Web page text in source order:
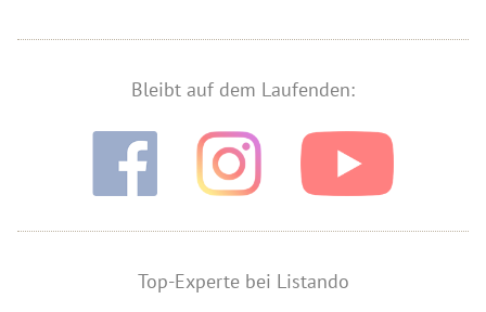
Bleibt auf dem Laufenden:
Top-Experte bei Listando